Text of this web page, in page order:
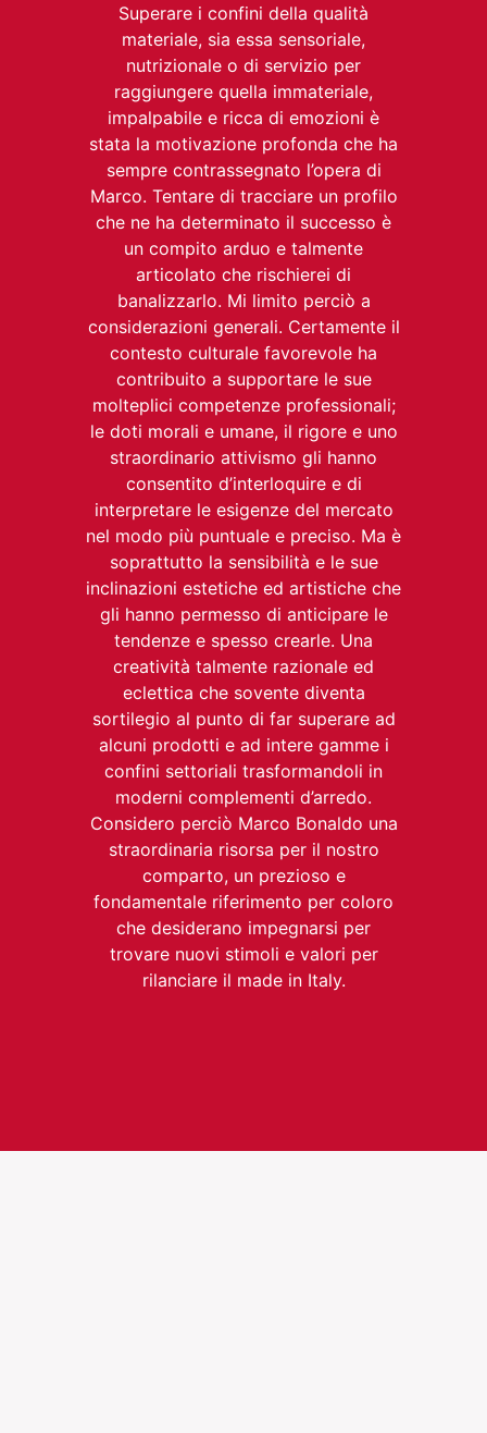
Superare i confini della qualità
materiale, sia essa sensoriale,
nutrizionale o di servizio per
raggiungere quella immateriale,
impalpabile e ricca di emozioni è
stata la motivazione profonda che ha
sempre contrassegnato l’opera di
Marco. Tentare di tracciare un profilo
che ne ha determinato il successo è
un compito arduo e talmente
articolato che rischierei di
banalizzarlo. Mi limito perciò a
considerazioni generali. Certamente il
contesto culturale favorevole ha
contribuito a supportare le sue
molteplici competenze professionali;
le doti morali e umane, il rigore e uno
straordinario attivismo gli hanno
consentito d’interloquire e di
interpretare le esigenze del mercato
nel modo più puntuale e preciso. Ma è
soprattutto la sensibilità e le sue
inclinazioni estetiche ed artistiche che
gli hanno permesso di anticipare le
tendenze e spesso crearle. Una
creatività talmente razionale ed
eclettica che sovente diventa
sortilegio al punto di far superare ad
alcuni prodotti e ad intere gamme i
confini settoriali trasformandoli in
moderni complementi d’arredo.
Considero perciò Marco Bonaldo una
straordinaria risorsa per il nostro
comparto, un prezioso e
fondamentale riferimento per coloro
che desiderano impegnarsi per
trovare nuovi stimoli e valori per
rilanciare il made in Italy.